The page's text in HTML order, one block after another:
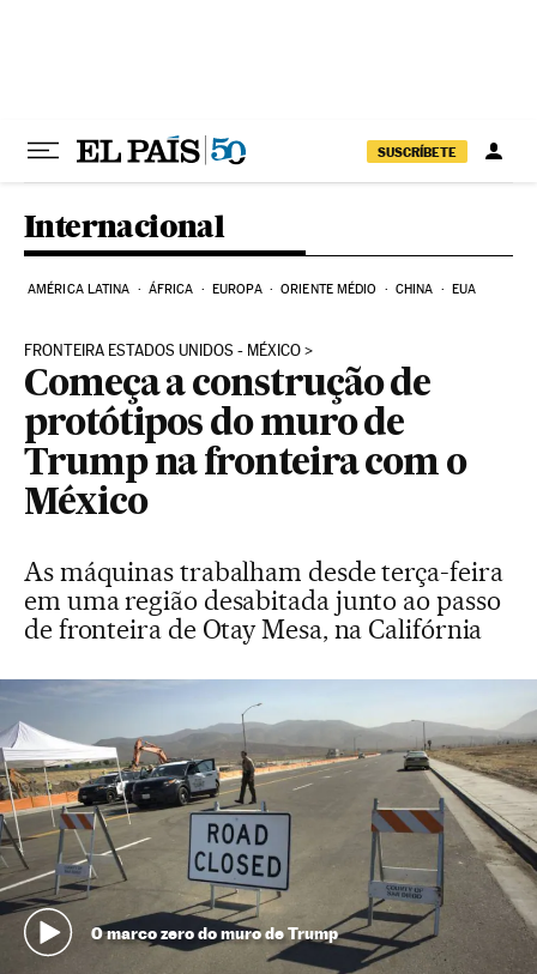
SUSCRÍBETE
Internacional
AMÉRICA LATINA ÁFRICA EUROPA ORIENTE MÉDIO CHINA EUA
FRONTEIRA ESTADOS UNIDOS - MÉXICO
Começa a construção de
protótipos do muro de
Trump na fronteira com o
México
As máquinas trabalham desde terça-feira
em uma região desabitada junto ao passo
de fronteira de Otay Mesa, na Califórnia
O marco zero do muro de Trump